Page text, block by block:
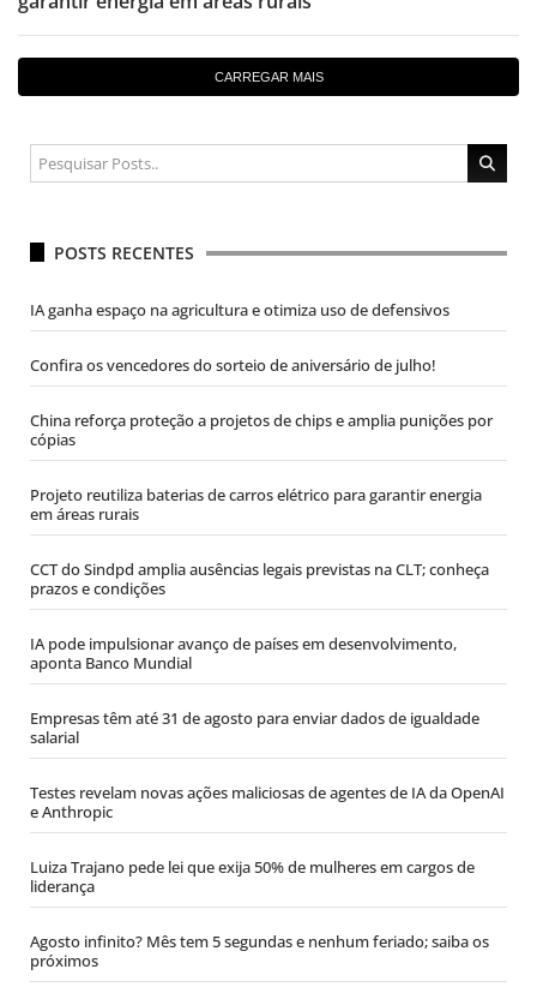
CARREGAR MAIS
POSTS RECENTES
IA ganha espaço na agricultura e otimiza uso de defensivos
Confira os vencedores do sorteio de aniversário de julho!
China reforça proteção a projetos de chips e amplia punições por
cópias
Projeto reutiliza baterias de carros elétrico para garantir energia
em áreas rurais
CCT do Sindpd amplia ausências legais previstas na CLT; conheça
prazos e condições
IA pode impulsionar avanço de países em desenvolvimento,
aponta Banco Mundial
Empresas têm até 31 de agosto para enviar dados de igualdade
salarial
Testes revelam novas ações maliciosas de agentes de IA da OpenAI
e Anthropic
Luiza Trajano pede lei que exija 50% de mulheres em cargos de
liderança
Agosto infinito? Mês tem 5 segundas e nenhum feriado; saiba os
próximos